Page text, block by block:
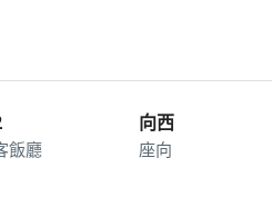
飯廳
向西
座向